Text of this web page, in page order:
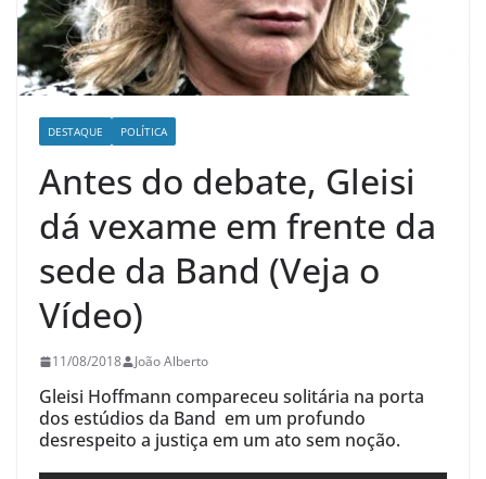
DESTAQUE POLÍTICA
Antes do debate, Gleisi
dá vexame em frente da
sede da Band (Veja o
Vídeo)
11/08/2018 João Alberto
Gleisi Hoffmann compareceu solitária na porta
dos estúdios da Band em um profundo
desrespeito a justiça em um ato sem noção.